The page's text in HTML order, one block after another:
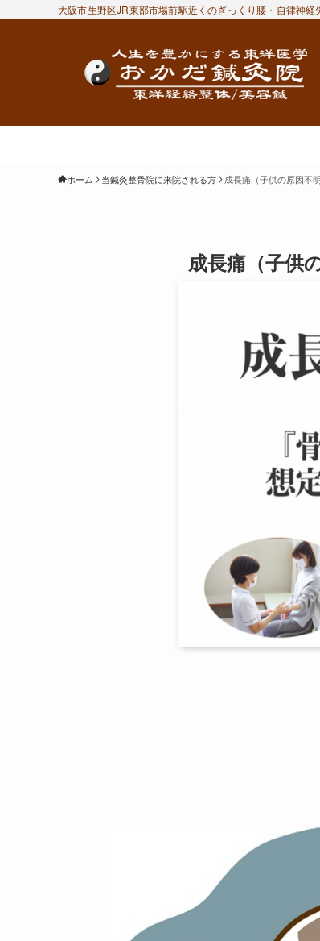
大阪市生野区JR東部市場前駅近くのぎっくり腰・自律神
ホーム 当鍼灸整骨院に来院される方 成長痛（子供の原因不
成長痛（子供